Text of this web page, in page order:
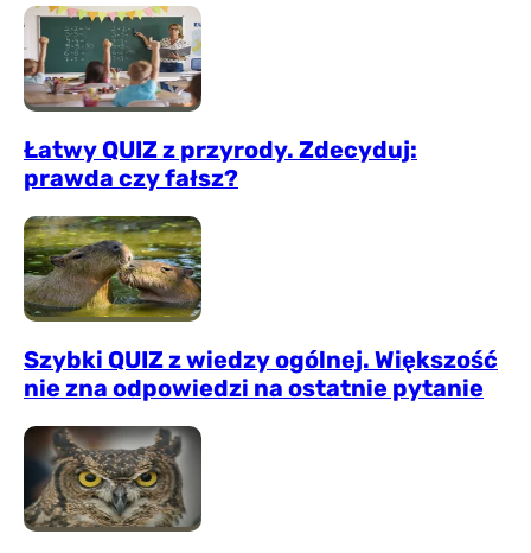
Łatwy QUIZ z przyrody. Zdecyduj:
prawda czy fałsz?
Szybki QUIZ z wiedzy ogólnej. Większość
nie zna odpowiedzi na ostatnie pytanie